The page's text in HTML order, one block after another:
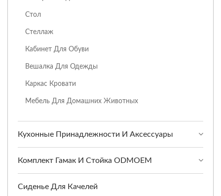
Стол
Стеллаж
Кабинет Для Обуви
Вешалка Для Одежды
Каркас Кровати
Мебель Для Домашних Животных
Кухонные Принадлежности И Аксессуары
Комплект Гамак И Стойка ODMOEM
Сиденье Для Качелей